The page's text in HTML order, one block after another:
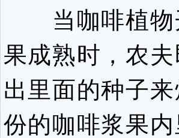
当咖啡植物
果成熟时，农
出里面的种子
份的咖啡浆果